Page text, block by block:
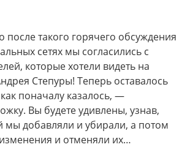
после такого горячего обсуждения
сетях мы согласились с
которые хотели видеть на
Степуры! Теперь оставалось
поначалу казалось, —
Вы будете удивлены, узнав,
мы добавляли и убирали, а потом
и отменяли их…